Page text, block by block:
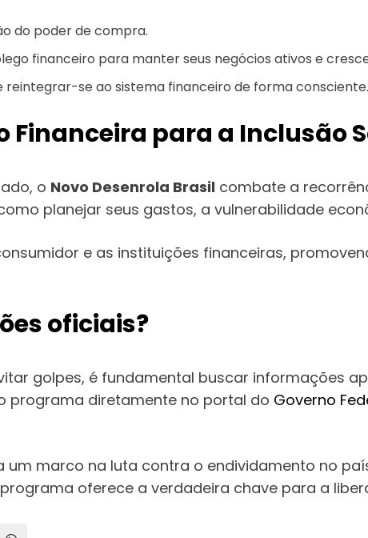
do poder de compra.
financeiro para manter seus negócios ativos e
reintegrar-se ao sistema financeiro de forma consciente.
para a Inclusão
o Novo Desenrola Brasil combate a
planejar seus gastos, a vulnerabilidade
e as instituições financeiras,
oficiais?
golpes, é fundamental buscar informações
programa diretamente no portal do Governo
um marco na luta contra o endividamento no
oferece a verdadeira chave para a